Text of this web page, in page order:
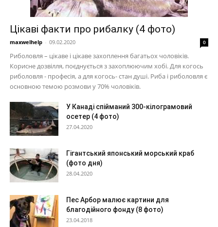
Цікаві факти про рибалку (4 фото)
maxwelhelp - 09.02.2020 0
Риболовля – цікаве і цікаве захоплення багатьох чоловіків.
Корисне дозвілля, поєднується з захоплюючим хобі. Для когось
риболовля - професія, а для когось- стан душі. Риба і риболовля є
основною темою розмови у 70% чоловіків.
У Канаді спійманий 300-кілограмовий
осетер (4 фото)
27.04.2020
Гігантський японський морський краб
(фото дня)
28.04.2020
Пес Арбор малює картини для
благодійного фонду (8 фото)
23.04.2018